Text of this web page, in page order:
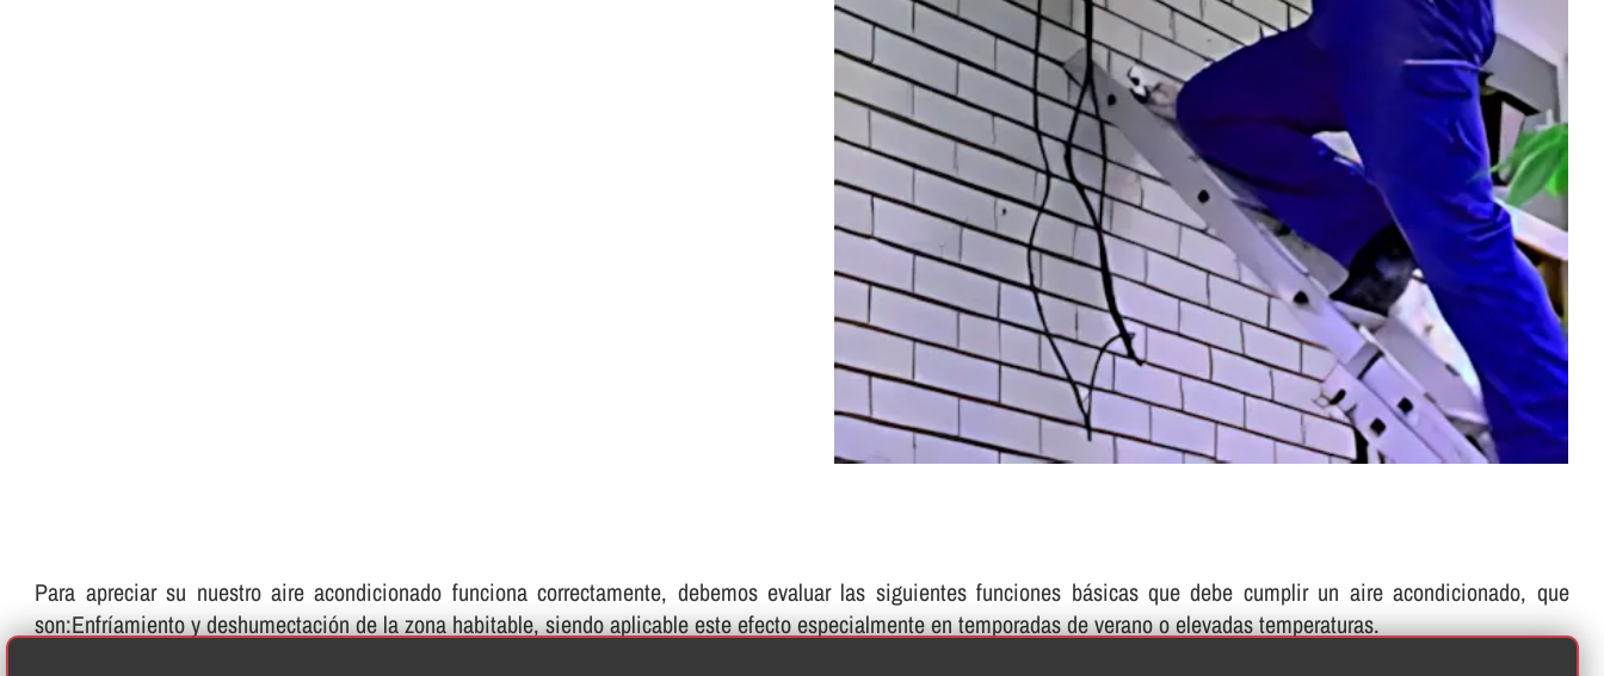
Para apreciar su nuestro aire acondicionado funciona correctamente, debemos evaluar las siguientes funciones básicas que debe cumplir un aire acondicionado, que
son:Enfrí­amiento y deshumectación de la zona habitable, siendo aplicable este efecto especialmente en temporadas de verano o elevadas temperaturas.